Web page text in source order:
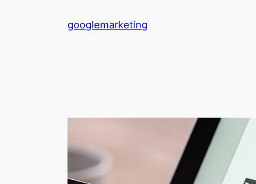
googlemarketing